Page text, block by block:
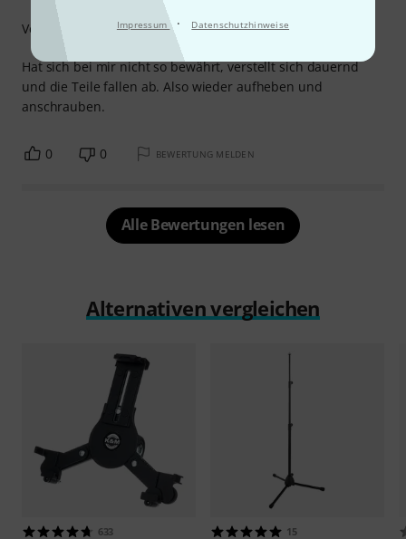
Impressum · Datenschutzhinweise
Hat sich bei mir nicht so bewährt, verstellt sich dauernd
und die Teile fallen ab. Also wieder aufheben und
anschrauben.
Verarbeitung
0 0 BEWERTUNG MELDEN
Alle Bewertungen lesen
Alternativen vergleichen
633 15